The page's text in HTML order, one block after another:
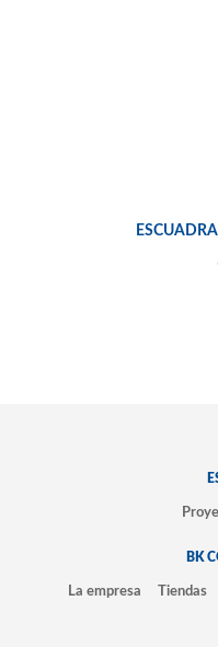
BK
La empresa Tiendas